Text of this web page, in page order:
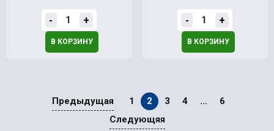
- +
В КОРЗИНУ
- +
В КОРЗИНУ
Предыдущая 1 2 3 4 ...
6
Следующяя